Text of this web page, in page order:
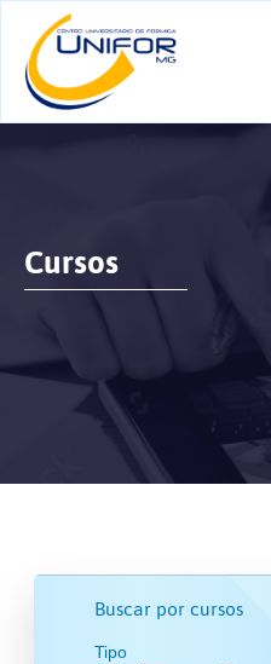
Cursos
Buscar por cursos
Tipo